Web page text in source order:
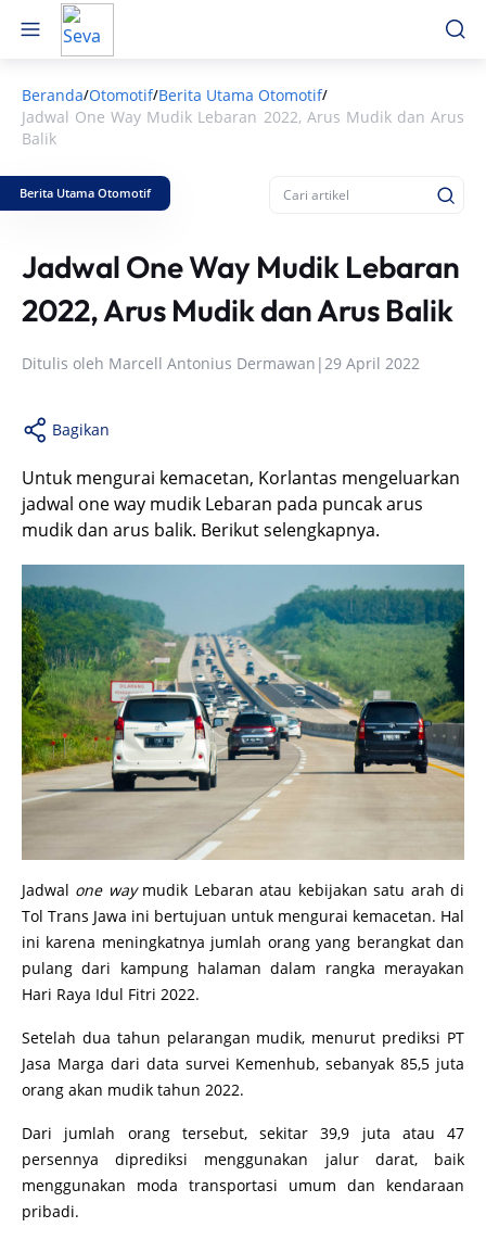
Beranda/Otomotif/Berita Utama Otomotif/
Jadwal One Way Mudik Lebaran 2022, Arus Mudik dan Arus
Balik
Berita Utama Otomotif
Jadwal One Way Mudik Lebaran
2022, Arus Mudik dan Arus Balik
Ditulis oleh Marcell Antonius Dermawan |29 April 2022
Bagikan
Untuk mengurai kemacetan, Korlantas mengeluarkan
jadwal one way mudik Lebaran pada puncak arus
mudik dan arus balik. Berikut selengkapnya.
Jadwal one waymudik Lebaran atau kebijakan satu arah di
Tol Trans Jawa ini bertujuan untuk mengurai kemacetan. Hal
ini karena meningkatnya jumlah orang yang berangkat dan
pulang dari kampung halaman dalam rangka merayakan
Hari Raya Idul Fitri 2022.
Setelah dua tahun pelarangan mudik, menurut prediksi PT
Jasa Marga dari data survei Kemenhub, sebanyak 85,5 juta
orang akan mudik tahun 2022.
Dari jumlah orang tersebut, sekitar 39,9 juta atau 47
persennya diprediksi menggunakan jalur darat, baik
menggunakan moda transportasi umum dan kendaraan
pribadi.